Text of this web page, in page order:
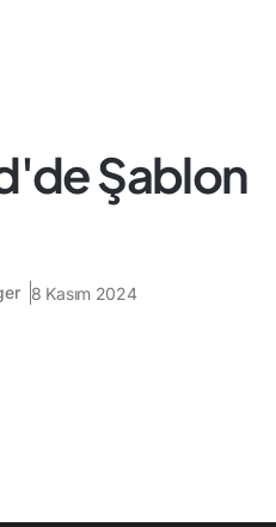
Şablon
8 Kasım 2024